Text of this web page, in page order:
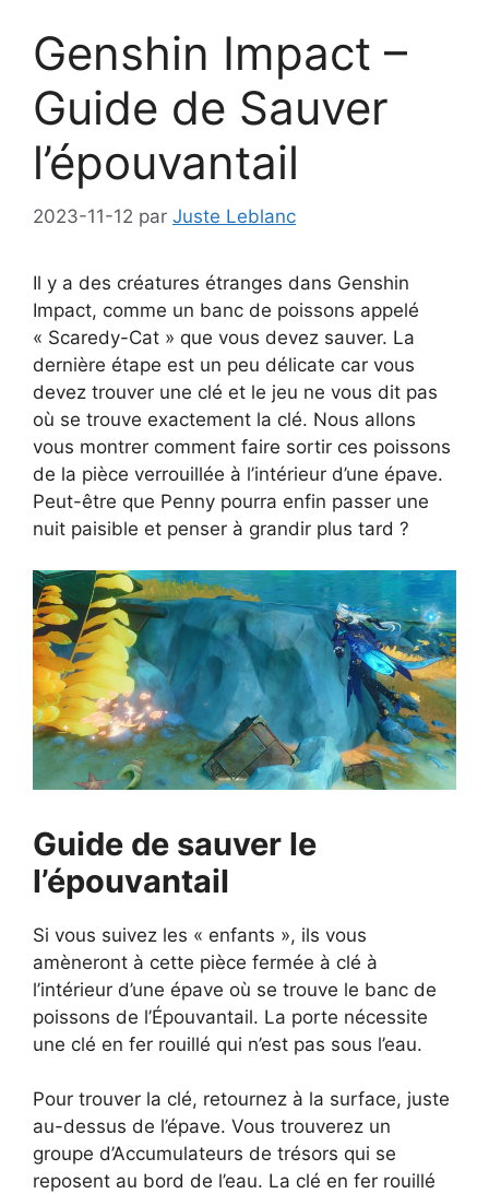
Genshin Impact –
Guide de Sauver
l’épouvantail
2023-11-12 par Juste Leblanc
Il y a des créatures étranges dans Genshin
Impact, comme un banc de poissons appelé
« Scaredy-Cat » que vous devez sauver. La
dernière étape est un peu délicate car vous
devez trouver une clé et le jeu ne vous dit pas
où se trouve exactement la clé. Nous allons
vous montrer comment faire sortir ces poissons
de la pièce verrouillée à l’intérieur d’une épave.
Peut-être que Penny pourra enfin passer une
nuit paisible et penser à grandir plus tard ?
Guide de sauver le
l’épouvantail
Si vous suivez les « enfants », ils vous
amèneront à cette pièce fermée à clé à
l’intérieur d’une épave où se trouve le banc de
poissons de l’Épouvantail. La porte nécessite
une clé en fer rouillé qui n’est pas sous l’eau.
Pour trouver la clé, retournez à la surface, juste
au-dessus de l’épave. Vous trouverez un
groupe d’Accumulateurs de trésors qui se
reposent au bord de l’eau. La clé en fer rouillé